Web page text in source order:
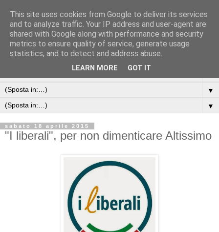
▼
▼
sabato 18 aprile 2015
"I liberali", per non dimenticare Altissimo
This site uses cookies from Google to deliver its services
and to analyze traffic. Your IP address and user-agent are
shared with Google along with performance and security
metrics to ensure quality of service, generate usage
statistics, and to detect and address abuse.
LEARN MORE GOT IT